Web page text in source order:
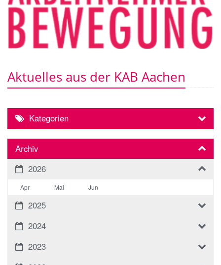
Aktuelles aus der KAB Aachen
Kategorien
Archiv
2026
Apr Mai Jun
2025
2024
2023